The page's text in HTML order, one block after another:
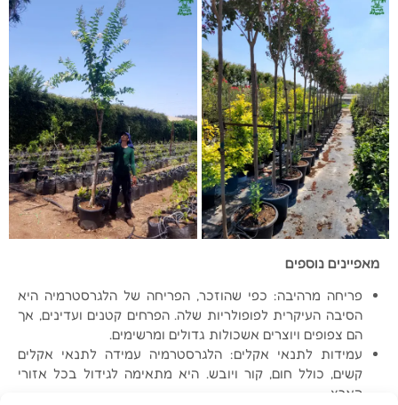
מאפיינים נוספים
פריחה מרהיבה: כפי שהוזכר, הפריחה של הלגרסטרמיה היא
הסיבה העיקרית לפופולריות שלה. הפרחים קטנים ועדינים, אך
הם צפופים ויוצרים אשכולות גדולים ומרשימים.
עמידות לתנאי אקלים: הלגרסטרמיה עמידה לתנאי אקלים
קשים, כולל חום, קור ויובש. היא מתאימה לגידול בכל אזורי
הארץ.